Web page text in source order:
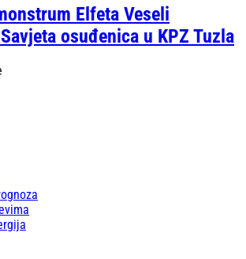
Elfeta Veseli
osuđenica u KPZ Tuzla